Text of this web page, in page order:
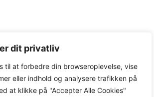
dit privatliv
til at forbedre din browseroplevelse, vise
eller indhold og analysere trafikken på
at klikke på "Accepter Alle Cookies"